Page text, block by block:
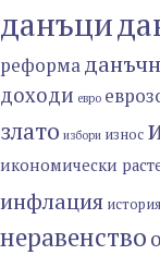
данъци
реформа
доходи евро
злато избори износ
икономически
инфлация история
неравенство